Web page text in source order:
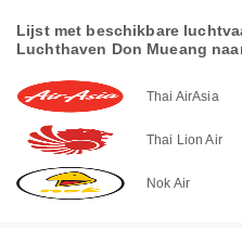
Lijst met beschikbare
Luchthaven Don Mueang
Thai AirAsia
Thai Lion Air
Nok Air